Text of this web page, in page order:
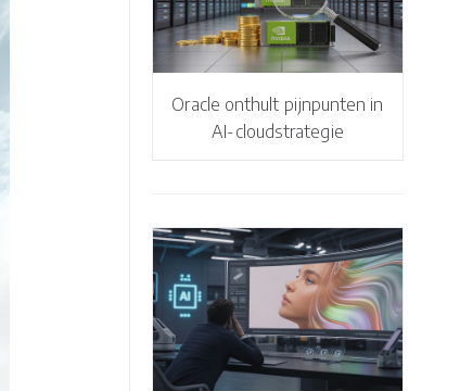
Oracle onthult pijnpunten in
AI-cloudstrategie